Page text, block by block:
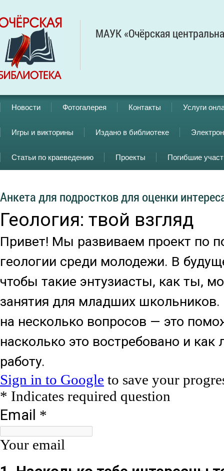
МАУК «Очёрская
Новости Фотогалерея Контакты Услуги
Игры и викторины Издано в библиотеке
Статьи по краеведению Проекты Погибшие
Анкета для подростков для оценки